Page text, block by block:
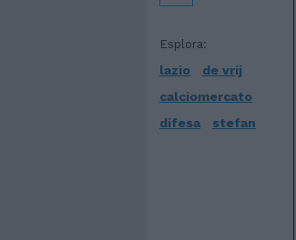
Esplora:
lazio
de vrij
calciomercato
difesa
stefan